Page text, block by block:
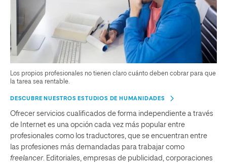
Los propios profesionales no tienen claro cuánto deben cobrar para que
la tarea sea rentable.
DESCUBRE NUESTROS ESTUDIOS DE HUMANIDADES
Ofrecer servicios cualificados de forma independiente a través
de Internet es una opción cada vez más popular entre
profesionales como los traductores, que se encuentran entre
las profesiones más demandadas para trabajar como
freelancer. Editoriales, empresas de publicidad, corporaciones